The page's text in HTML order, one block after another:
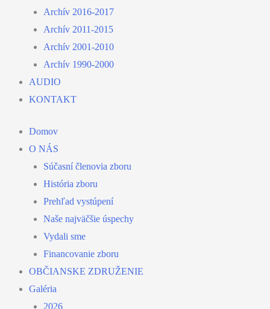
Archív 2016-2017
Archív 2011-2015
Archív 2001-2010
Archív 1990-2000
AUDIO
KONTAKT
Domov
O NÁS
Súčasní členovia zboru
História zboru
Prehľad vystúpení
Naše najväčšie úspechy
Vydali sme
Financovanie zboru
OBČIANSKE ZDRUŽENIE
Galéria
2026